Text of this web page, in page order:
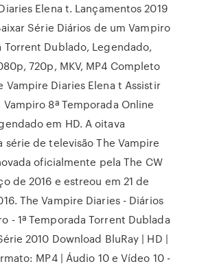
Elena t. Lançamentos 2019
Série Diários de um Vampiro
Torrent Dublado, Legendado,
720p, MKV, MP4 Completo
Vampire Diaries Elena t Assistir
8ª Temporada Online
em HD. A oitava
série de televisão The Vampire
oficialmente pela The CW
de 2016 e estreou em 21 de
The Vampire Diaries - Diários
- 1ª Temporada Torrent Dublada
2010 Download BluRay | HD |
MP4 | Áudio 10 e Vídeo 10 -